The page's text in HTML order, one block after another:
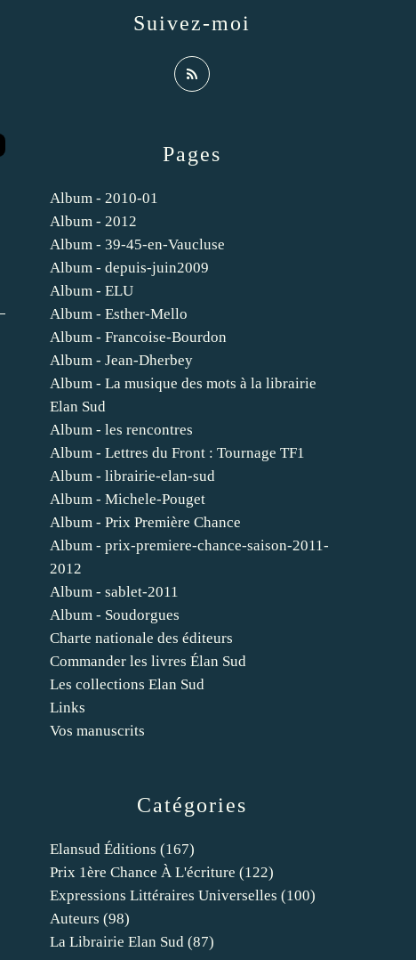
Catégories
Elansud Éditions (167)
Prix 1ère Chance À L'écriture (122)
Expressions Littéraires Universelles (100)
Auteurs (98)
La Librairie Elan Sud (87)
Pages
Album - 2010-01
Album - 2012
Album - 39-45-en-Vaucluse
Album - depuis-juin2009
Album - ELU
Album - Esther-Mello
Album - Francoise-Bourdon
Album - Jean-Dherbey
Album - La musique des mots à la librairie
Elan Sud
Album - les rencontres
Album - Lettres du Front : Tournage TF1
Album - librairie-elan-sud
Album - Michele-Pouget
Album - Prix Première Chance
Album - prix-premiere-chance-saison-2011-
2012
Album - sablet-2011
Album - Soudorgues
Charte nationale des éditeurs
Commander les livres Élan Sud
Les collections Elan Sud
Links
Vos manuscrits
Suivez-moi